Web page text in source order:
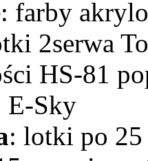
: farby
2serwa
HS-81
E-Sky
: lotki po 25